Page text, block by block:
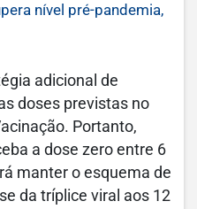
nível pré-pandemia,
adicional de
doses previstas no
Portanto,
a dose zero entre 6
manter o esquema de
da tríplice viral aos 12